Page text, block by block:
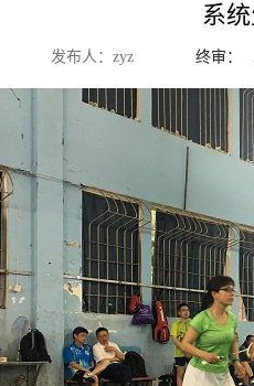
系
发布人：zyz 终审：